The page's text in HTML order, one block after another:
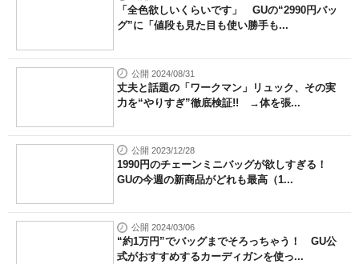
「全色欲しいくらいです」 GUの“2990円バッ
グ”に「値段も見た目も使い勝手も...
公開 2024/08/31
丈夫と話題の「ワークマン」リュック、その実
力を“やりすぎ”徹底検証!! →体を張...
公開 2023/12/28
1990円のチェーンミニバッグが欲しすぎる！
GUの今週の新商品がどれも最高（1...
公開 2024/03/06
“約1万円”でバッグまでそろっちゃう！ GU公
式がおすすめするカーディガンを使っ...